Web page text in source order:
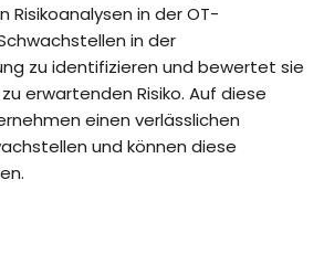
Risikoanalysen in der OT-
in der
zu identifizieren und bewertet sie
erwartenden Risiko. Auf diese
einen verlässlichen
und können diese